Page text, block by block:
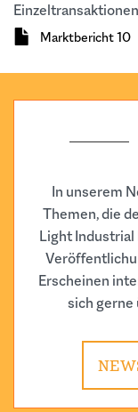
Dokument
Marktbericht 10
In unserem
Themen, die
Light
Erscheinen
sich gerne